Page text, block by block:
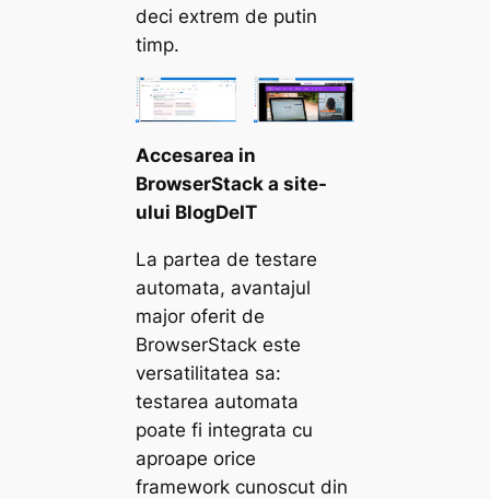
deci extrem de putin
timp.
Accesarea in
BrowserStack a site-
ului BlogDeIT
La partea de testare
automata, avantajul
major oferit de
BrowserStack este
versatilitatea sa:
testarea automata
poate fi integrata cu
aproape orice
framework cunoscut din